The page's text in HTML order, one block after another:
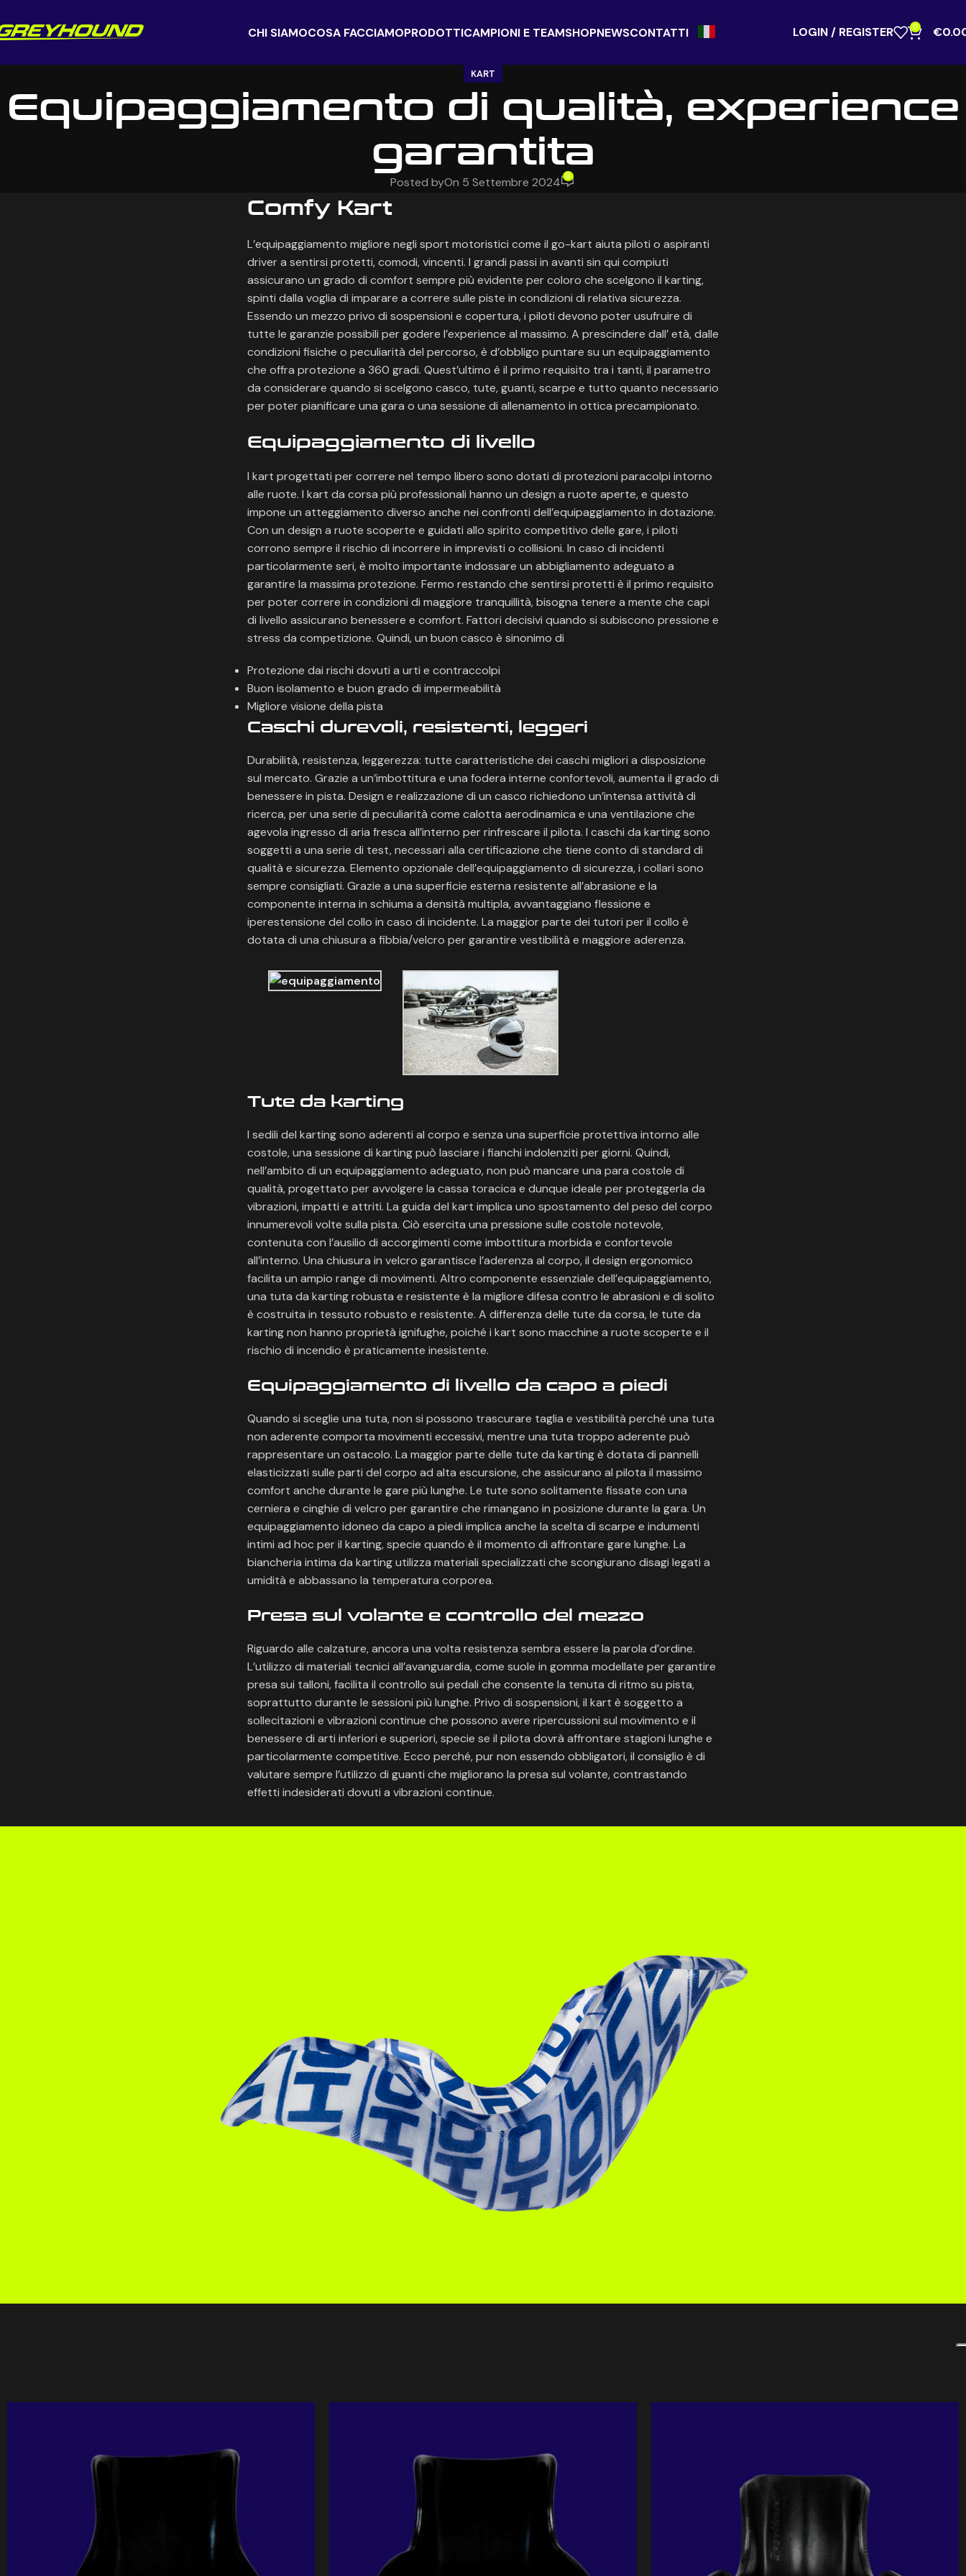
CHI SIAMOCOSA FACCIAMOPRODOTTICAMPIONI E TEAMSHOPNEWSCONTATTI LOGIN / REGISTER 0 €
KART
Equipaggiamento di qualità, experience
garantita
Posted byOn 5 Settembre 2024 0
Comfy Kart
L’equipaggiamento migliore negli sport motoristici come il go-kart aiuta piloti o aspiranti
driver a sentirsi protetti, comodi, vincenti. I grandi passi in avanti sin qui compiuti
assicurano un grado di comfort sempre più evidente per coloro che scelgono il karting,
spinti dalla voglia di imparare a correre sulle piste in condizioni di relativa sicurezza.
Essendo un mezzo privo di sospensioni e copertura, i piloti devono poter usufruire di
tutte le garanzie possibili per godere l’experience al massimo. A prescindere dall’ età, dalle
condizioni fisiche o peculiarità del percorso, è d’obbligo puntare su un equipaggiamento
che offra protezione a 360 gradi. Quest’ultimo è il primo requisito tra i tanti, il parametro
da considerare quando si scelgono casco, tute, guanti, scarpe e tutto quanto necessario
per poter pianificare una gara o una sessione di allenamento in ottica precampionato.
Equipaggiamento di livello
I kart progettati per correre nel tempo libero sono dotati di protezioni paracolpi intorno
alle ruote. I kart da corsa più professionali hanno un design a ruote aperte, e questo
impone un atteggiamento diverso anche nei confronti dell’equipaggiamento in dotazione.
Con un design a ruote scoperte e guidati allo spirito competitivo delle gare, i piloti
corrono sempre il rischio di incorrere in imprevisti o collisioni. In caso di incidenti
particolarmente seri, è molto importante indossare un abbigliamento adeguato a
garantire la massima protezione. Fermo restando che sentirsi protetti è il primo requisito
per poter correre in condizioni di maggiore tranquillità, bisogna tenere a mente che capi
di livello assicurano benessere e comfort. Fattori decisivi quando si subiscono pressione e
stress da competizione. Quindi, un buon casco è sinonimo di
Protezione dai rischi dovuti a urti e contraccolpi
Buon isolamento e buon grado di impermeabilità
Migliore visione della pista
Caschi durevoli, resistenti, leggeri
Durabilità, resistenza, leggerezza: tutte caratteristiche dei caschi migliori a disposizione
sul mercato. Grazie a un’imbottitura e una fodera interne confortevoli, aumenta il grado di
benessere in pista. Design e realizzazione di un casco richiedono un’intensa attività di
ricerca, per una serie di peculiarità come calotta aerodinamica e una ventilazione che
agevola ingresso di aria fresca all’interno per rinfrescare il pilota. I caschi da karting sono
soggetti a una serie di test, necessari alla certificazione che tiene conto di standard di
qualità e sicurezza. Elemento opzionale dell’equipaggiamento di sicurezza, i collari sono
sempre consigliati. Grazie a una superficie esterna resistente all’abrasione e la
componente interna in schiuma a densità multipla, avvantaggiano flessione e
iperestensione del collo in caso di incidente. La maggior parte dei tutori per il collo è
dotata di una chiusura a fibbia/velcro per garantire vestibilità e maggiore aderenza.
Tute da karting
I sedili del karting sono aderenti al corpo e senza una superficie protettiva intorno alle
costole, una sessione di karting può lasciare i fianchi indolenziti per giorni. Quindi,
nell’ambito di un equipaggiamento adeguato, non può mancare una para costole di
qualità, progettato per avvolgere la cassa toracica e dunque ideale per proteggerla da
vibrazioni, impatti e attriti. La guida del kart implica uno spostamento del peso del corpo
innumerevoli volte sulla pista. Ciò esercita una pressione sulle costole notevole,
contenuta con l’ausilio di accorgimenti come imbottitura morbida e confortevole
all’interno. Una chiusura in velcro garantisce l’aderenza al corpo, il design ergonomico
facilita un ampio range di movimenti. Altro componente essenziale dell’equipaggiamento,
una tuta da karting robusta e resistente è la migliore difesa contro le abrasioni e di solito
è costruita in tessuto robusto e resistente. A differenza delle tute da corsa, le tute da
karting non hanno proprietà ignifughe, poiché i kart sono macchine a ruote scoperte e il
rischio di incendio è praticamente inesistente.
Equipaggiamento di livello da capo a piedi
Quando si sceglie una tuta, non si possono trascurare taglia e vestibilità perché una tuta
non aderente comporta movimenti eccessivi, mentre una tuta troppo aderente può
rappresentare un ostacolo. La maggior parte delle tute da karting è dotata di pannelli
elasticizzati sulle parti del corpo ad alta escursione, che assicurano al pilota il massimo
comfort anche durante le gare più lunghe. Le tute sono solitamente fissate con una
cerniera e cinghie di velcro per garantire che rimangano in posizione durante la gara. Un
equipaggiamento idoneo da capo a piedi implica anche la scelta di scarpe e indumenti
intimi ad hoc per il karting, specie quando è il momento di affrontare gare lunghe. La
biancheria intima da karting utilizza materiali specializzati che scongiurano disagi legati a
umidità e abbassano la temperatura corporea.
Presa sul volante e controllo del mezzo
Riguardo alle calzature, ancora una volta resistenza sembra essere la parola d’ordine.
L’utilizzo di materiali tecnici all’avanguardia, come suole in gomma modellate per garantire
presa sui talloni, facilita il controllo sui pedali che consente la tenuta di ritmo su pista,
soprattutto durante le sessioni più lunghe. Privo di sospensioni, il kart è soggetto a
sollecitazioni e vibrazioni continue che possono avere ripercussioni sul movimento e il
benessere di arti inferiori e superiori, specie se il pilota dovrà affrontare stagioni lunghe e
particolarmente competitive. Ecco perché, pur non essendo obbligatori, il consiglio è di
valutare sempre l’utilizzo di guanti che migliorano la presa sul volante, contrastando
effetti indesiderati dovuti a vibrazioni continue.